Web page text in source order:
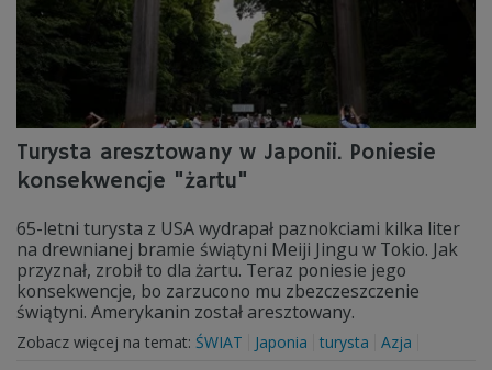
Turysta aresztowany w Japonii. Poniesie
konsekwencje "żartu"
65-letni turysta z USA wydrapał paznokciami kilka liter
na drewnianej bramie świątyni Meiji Jingu w Tokio. Jak
przyznał, zrobił to dla żartu. Teraz poniesie jego
konsekwencje, bo zarzucono mu zbezczeszczenie
świątyni. Amerykanin został aresztowany.
Zobacz więcej na temat: ŚWIAT Japonia turysta Azja